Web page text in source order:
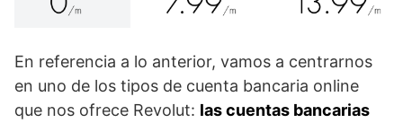
En referencia a lo anterior, vamos a centrarnos
en uno de los tipos de cuenta bancaria online
que nos ofrece Revolut: las cuentas bancarias